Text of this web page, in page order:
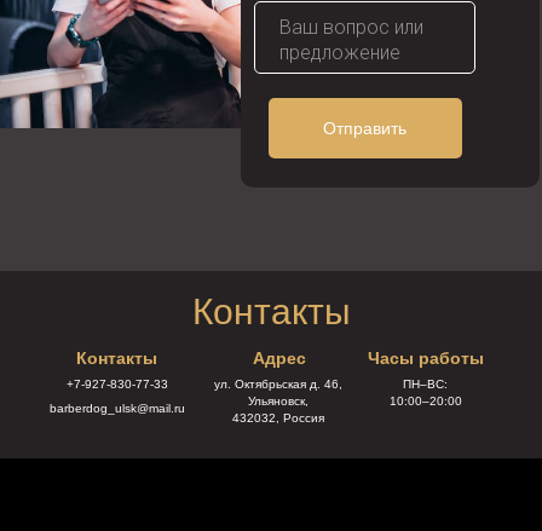
Отправить
Контакты
Контакты
+7-927-830-77-33
barberdog_ulsk@mail.ru
ул. Октябрьская д. 46,
Ульяновск,
432032, Россия
Адрес
ПН–ВС:
10:00–20:00
Часы работы